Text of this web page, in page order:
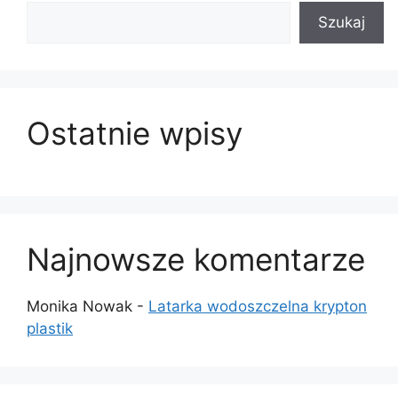
Szukaj
Ostatnie wpisy
Najnowsze komentarze
Monika Nowak - Latarka wodoszczelna krypton
plastik